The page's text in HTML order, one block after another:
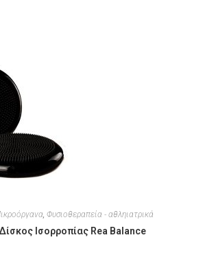
, Φυσιοθεραπεία - αθληιατρικά
Ισορροπίας Rea Balance